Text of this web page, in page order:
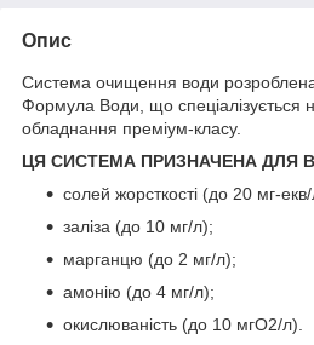
Опис
Система очищення води
Формула Води, що спеціалізується
обладнання преміум-класу.
ЦЯ СИСТЕМА ПРИЗНАЧЕНА ДЛЯ
солей жорсткості (до 20 мг-
заліза (до 10 мг/л);
марганцю (до 2 мг/л);
амонію (до 4 мг/л);
окислюваність (до 10 мгО2/л).